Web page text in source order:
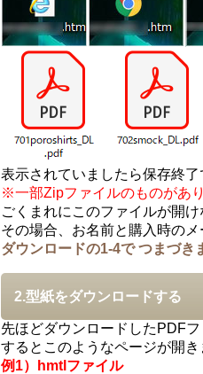
表示されていましたら保存終了
※一部Zipファイルのものがあ
ごくまれにこのファイルが開
その場合、お名前と購入時の
ダウンロードの1-4で つまづき
2.型紙をダウンロードする
先ほどダウンロードしたPDF
するとこのようなページが開
例1）hmtlファイル